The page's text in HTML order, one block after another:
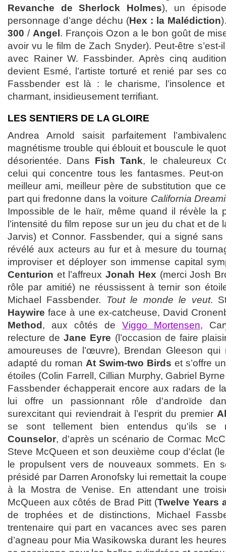
Revanche de Sherlock Holmes), un
personnage d’ange déchu (Hex : la Malédiction
300 / Angel . François Ozon a le bon goût de
avoir vu le film de Zach Snyder). Peut-être s’est-
avec Rainer W. Fassbinder. Après cinq
devient Esmé, l’artiste torturé et renié par ses
Fassbender est là : le charisme, l’insolence
charmant, insidieusement terrifiant.
LES SENTIERS DE LA GLOIRE
Andrea Arnold saisit parfaitement
magnétisme trouble qui éblouit et bouscule le
désorientée. Dans Fish Tank, le chaleureux
celui qui concentre tous les fantasmes. Peut-
meilleur ami, meilleur père de substitution que
part qui fredonne dans la voiture California
Impossible de le haïr, même quand il révèle la
l’intensité du film repose sur un jeu du chat et de
Jarvis) et Connor. Fassbender, qui a signé
révélé aux acteurs au fur et à mesure du
improviser et déployer son immense capital
Centurion et l’affreuxJonah Hex (merci Josh
rôle par amitié) ne réussissent à ternir son
Michael Fassbender. Tout le monde le veut.
Haywire face à une ex-catcheuse, David
Method , aux côtés de Viggo Mortensen,
relecture deJane Eyre (l’occasion de faire
amoureuses de l’œuvre), Brendan Gleeson qui
adapté du roman At Swim-two Birds et s’offre
étoiles (Colin Farrell, Cillian Murphy, Gabriel
Fassbender échapperait encore aux radars de
lui offre un passionnant rôle d'androïde
surexcitant qui reviendrait à l’esprit du premier
se sont tellement bien entendus qu'ils se
Counselor, d'après un scénario de Cormac
Steve McQueen et son deuxième coup d'éclat
le propulsent vers de nouveaux sommets. En
présidé par Darren Aronofsky lui remettait la
à la Mostra de Venise. En attendant une
McQueen aux côtés de Brad Pitt (Twelve Years
de trophées et de distinctions, Michael
trentenaire qui part en vacances avec ses
d’agneau pour Mia Wasikowska durant les